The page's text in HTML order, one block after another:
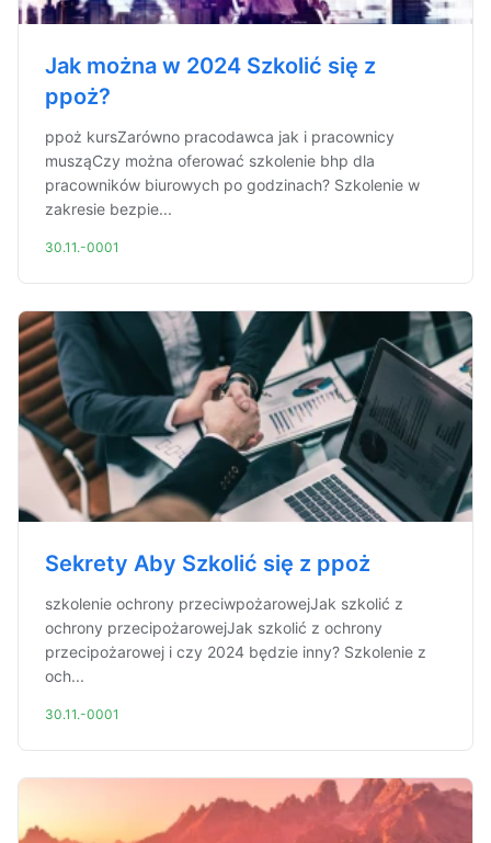
Jak można w 2024 Szkolić się z
ppoż?
ppoż kursZarówno pracodawca jak i pracownicy
musząCzy można oferować szkolenie bhp dla
pracowników biurowych po godzinach? Szkolenie w
zakresie bezpie...
30.11.-0001
Sekrety Aby Szkolić się z ppoż
szkolenie ochrony przeciwpożarowejJak szkolić z
ochrony przecipożarowejJak szkolić z ochrony
przecipożarowej i czy 2024 będzie inny? Szkolenie z
och...
30.11.-0001